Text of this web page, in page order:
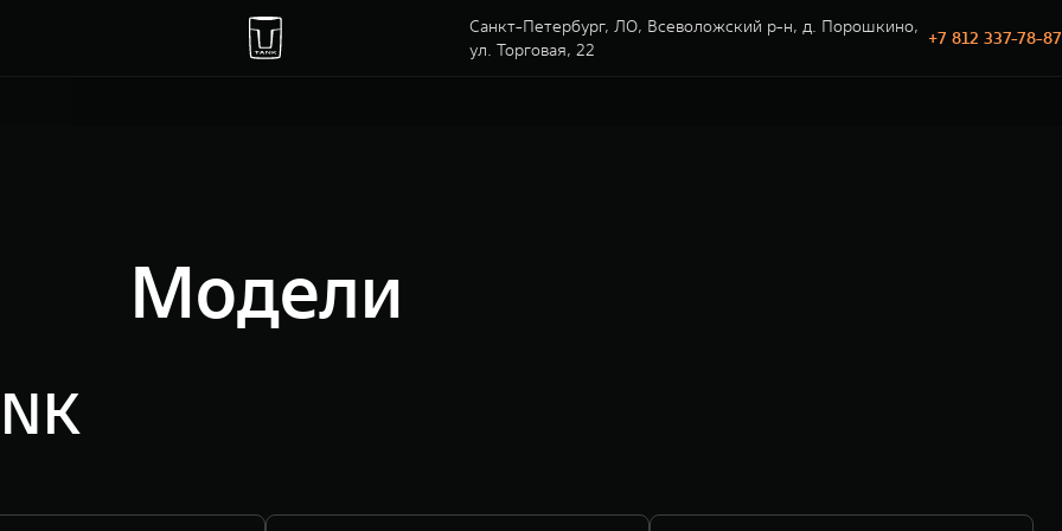
Санкт-Петербург, ЛО, Всеволожский р-н, д. Порошкино,
ул. Торговая, 22
+7 812 337-78-87
Модели